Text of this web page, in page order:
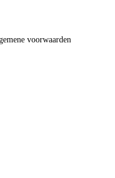
voorwaarden